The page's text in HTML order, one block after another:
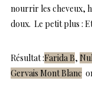
nourrir les cheveux,
doux. Le petit plus :
Résultat :Farida B,
Gervais Mont Blanc